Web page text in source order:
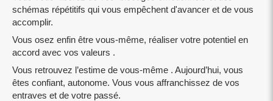
schémas répétitifs qui vous empêchent d'avancer et de vous
accomplir.
Vous osez enfin être vous-même, réaliser votre potentiel en
accord avec vos valeurs .
Vous retrouvez l’estime de vous-même . Aujourd’hui, vous
êtes confiant, autonome. Vous vous affranchissez de vos
entraves et de votre passé.